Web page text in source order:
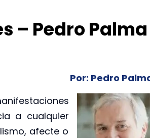
– Pedro Palma
Por: Pedro
a cualquier
afecte o